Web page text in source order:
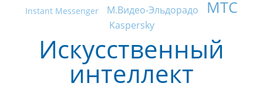
Instant Messenger М.Видео-Эльдорадо МТС
Kaspersky
Искусственный
интеллект